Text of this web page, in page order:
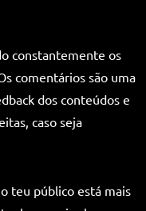
constantemente os
comentários são uma
dos conteúdos e
caso seja
teu público está mais